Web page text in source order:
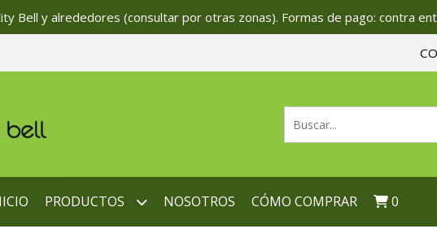
Bell y alrededores (consultar por otras zonas). Formas de pago: contra
PRODUCTOS NOSOTROS CÓMO COMPRAR 0